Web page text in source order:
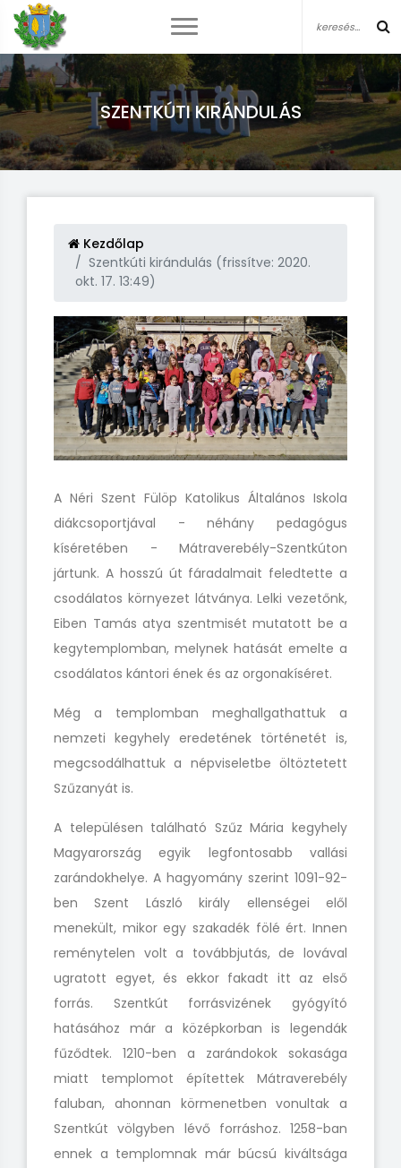
SZENTKÚTI KIRÁNDULÁS
Kezdőlap
Szentkúti kirándulás (frissítve: 2020.
okt. 17. 13:49)
A Néri Szent Fülöp Katolikus Általános Iskola
diákcsoportjával - néhány pedagógus
kíséretében - Mátraverebély-Szentkúton
jártunk. A hosszú út fáradalmait feledtette a
csodálatos környezet látványa. Lelki vezetőnk,
Eiben Tamás atya szentmisét mutatott be a
kegytemplomban, melynek hatását emelte a
csodálatos kántori ének és az orgonakíséret.
Még a templomban meghallgathattuk a
nemzeti kegyhely eredetének történetét is,
megcsodálhattuk a népviseletbe öltöztetett
Szűzanyát is.
A településen található Szűz Mária kegyhely
Magyarország egyik legfontosabb vallási
zarándokhelye. A hagyomány szerint 1091-92-
ben Szent László király ellenségei elől
menekült, mikor egy szakadék fölé ért. Innen
reménytelen volt a továbbjutás, de lovával
ugratott egyet, és ekkor fakadt itt az első
forrás. Szentkút forrásvizének gyógyító
hatásához már a középkorban is legendák
fűződtek. 1210-ben a zarándokok sokasága
miatt templomot építettek Mátraverebély
faluban, ahonnan körmenetben vonultak a
Szentkút völgyben lévő forráshoz. 1258-ban
ennek a templomnak már búcsú kiváltsága